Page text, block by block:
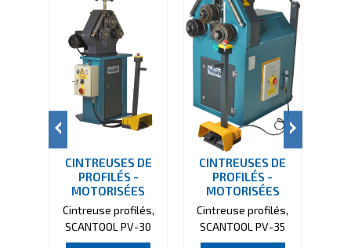
CINTREUSES DE
PROFILÉS -
MOTORISÉES
Cintreuse profilés,
SCANTOOL PV-30
CINTREUSES DE
PROFILÉS -
MOTORISÉES
Cintreuse profilés,
SCANTOOL PV-35